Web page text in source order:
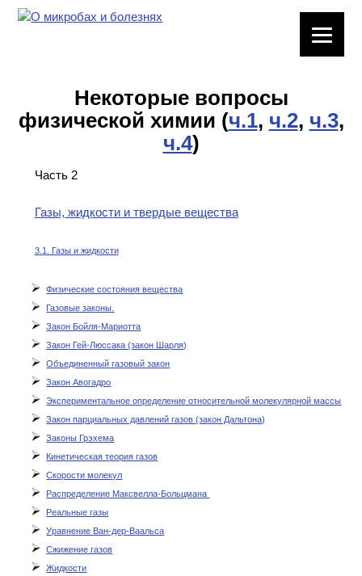
ХИМИЧЕСКАЯ
ПОСУДА
ФАКТОРЫ
МЕТОДЫ
ХИМИИ
ХИМИЯ НА
ПРОИЗВОДСТВЕ
И ХИМИЧЕСКАЯ
ТЕХНОЛОГИЯ
КОНТАКТЫ
Некоторые вопросы
физической химии (ч.1, ч.2, ч.3,
ч.4)
Часть 2
Газы, жидкости и твердые вещества
3.1. Газы и жидкости
Физические состояния вещества
Газовые законы.
Закон Бойля-Мариотта
Закон Гей-Люссака (закон Шарля)
Объединенный газовый закон
Закон Авогадро
Экспериментальное определение относительной молекулярной массы
Закон парциальных давлений газов (закон Дальтона)
Законы Грэхема
Кинетическая теория газов
Скорости молекул
Распределение Максвелла-Больцмана
Реальные газы
Уравнение Ван-дер-Ваальса
Сжижение газов
Жидкости